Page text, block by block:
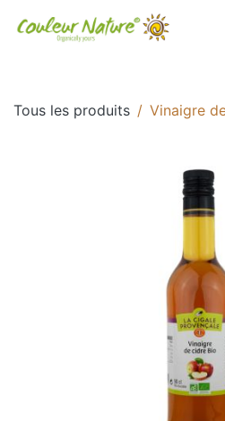
Tous les produits Vinaigre